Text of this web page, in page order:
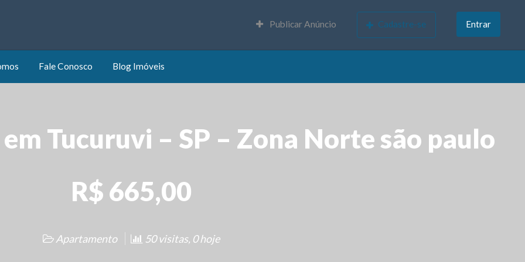
Publicar Anúncio Cadastre-se Entrar
Fale Conosco Blog Imóveis
Tucuruvi – SP – Zona Norte são paulo
R$ 665,00
Apartamento 50 visitas, 0 hoje